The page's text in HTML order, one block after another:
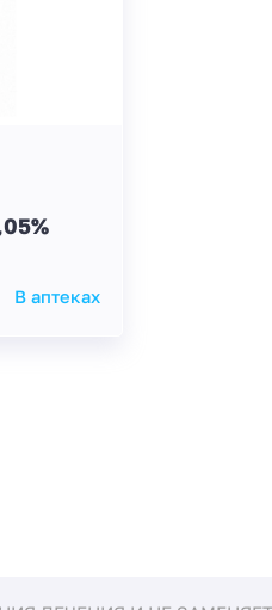
В аптеках